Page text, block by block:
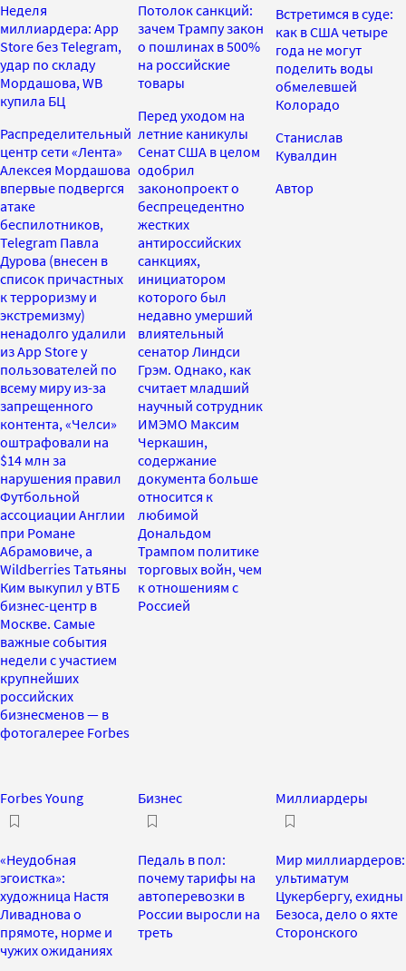
Неделя
миллиардера: App
Store без Telegram,
удар по складу
Мордашова, WB
купила БЦ
Распределительный
центр сети «Лента»
Алексея Мордашова
впервые подвергся
атаке
беспилотников,
Telegram Павла
Дурова (внесен в
список причастных
к терроризму и
экстремизму)
ненадолго удалили
из App Store у
пользователей по
всему миру из-за
запрещенного
контента, «Челси»
оштрафовали на
$14 млн за
нарушения правил
Футбольной
ассоциации Англии
при Романе
Абрамовиче, а
Wildberries Татьяны
Ким выкупил у ВТБ
бизнес-центр в
Москве. Самые
важные события
недели с участием
крупнейших
российских
бизнесменов — в
фотогалерее Forbes
Потолок санкций:
зачем Трампу закон
о пошлинах в 500%
на российские
товары
Перед уходом на
летние каникулы
Сенат США в целом
одобрил
законопроект о
беспрецедентно
жестких
антироссийских
санкциях,
инициатором
которого был
недавно умерший
влиятельный
сенатор Линдси
Грэм. Однако, как
считает младший
научный сотрудник
ИМЭМО Максим
Черкашин,
содержание
документа больше
относится к
любимой
Дональдом
Трампом политике
торговых войн, чем
к отношениям с
Россией
Встретимся в суде:
как в США четыре
года не могут
поделить воды
обмелевшей
Колорадо
Станислав
Кувалдин
Автор
Forbes Young
«Неудобная
эгоистка»:
художница Настя
Ливаднова о
прямоте, норме и
чужих ожиданиях
Бизнес
Педаль в пол:
почему тарифы на
автоперевозки в
России выросли на
треть
Миллиардеры
Мир миллиардеров:
ультиматум
Цукербергу, ехидны
Безоса, дело о яхте
Сторонского